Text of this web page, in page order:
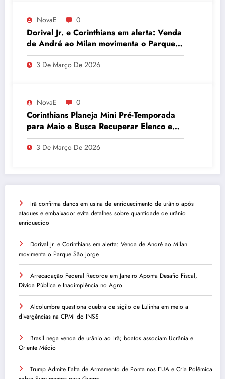
NovaE 0
Dorival Jr. e Corinthians em alerta: Venda
de André ao Milan movimenta o Parque
São Jorge
3 De Março De 2026
NovaE 0
Corinthians Planeja Mini Pré-Temporada
para Maio e Busca Recuperar Elenco e
Desempenho
3 De Março De 2026
Irã confirma danos em usina de enriquecimento de urânio após
ataques e embaixador evita detalhes sobre quantidade de urânio
enriquecido
Dorival Jr. e Corinthians em alerta: Venda de André ao Milan
movimenta o Parque São Jorge
Arrecadação Federal Recorde em Janeiro Aponta Desafio Fiscal,
Dívida Pública e Inadimplência no Agro
Alcolumbre questiona quebra de sigilo de Lulinha em meio a
divergências na CPMI do INSS
Brasil nega venda de urânio ao Irã; boatos associam Ucrânia e
Oriente Médio
Trump Admite Falta de Armamento de Ponta nos EUA e Cria Polêmica